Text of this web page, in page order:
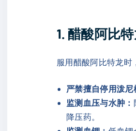
1. 醋酸阿比
服用醋酸阿比特龙时
严禁擅自停用泼尼
监测血压与水肿：
降压药。